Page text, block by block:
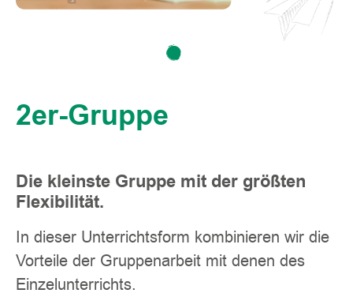
2er-Gruppe
Die kleinste Gruppe mit der größten
Flexibilität.
In dieser Unterrichtsform kombinieren wir die
Vorteile der Gruppenarbeit mit denen des
Einzelunterrichts.